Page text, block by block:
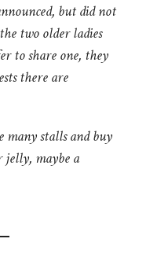
but did not
two older ladies
to share one, they
there are
many stalls and buy
jelly, maybe a